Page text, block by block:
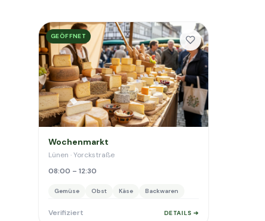
GEÖFFNET
Wochenmarkt
Lünen · Yorckstraße
08:00 – 12:30
Gemüse Obst Käse Backwaren
Verifiziert DETAILS ➔